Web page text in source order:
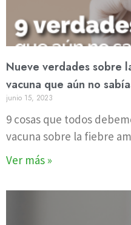
Nueve verdades sobre
vacuna que aún no
junio 15, 2023
9 cosas que todos
vacuna sobre la fiebre
Ver más »